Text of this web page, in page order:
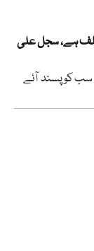
ہے، سجل علی
سب کو پسند آئے